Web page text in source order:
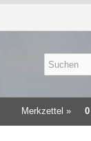
Merkzettel » 0